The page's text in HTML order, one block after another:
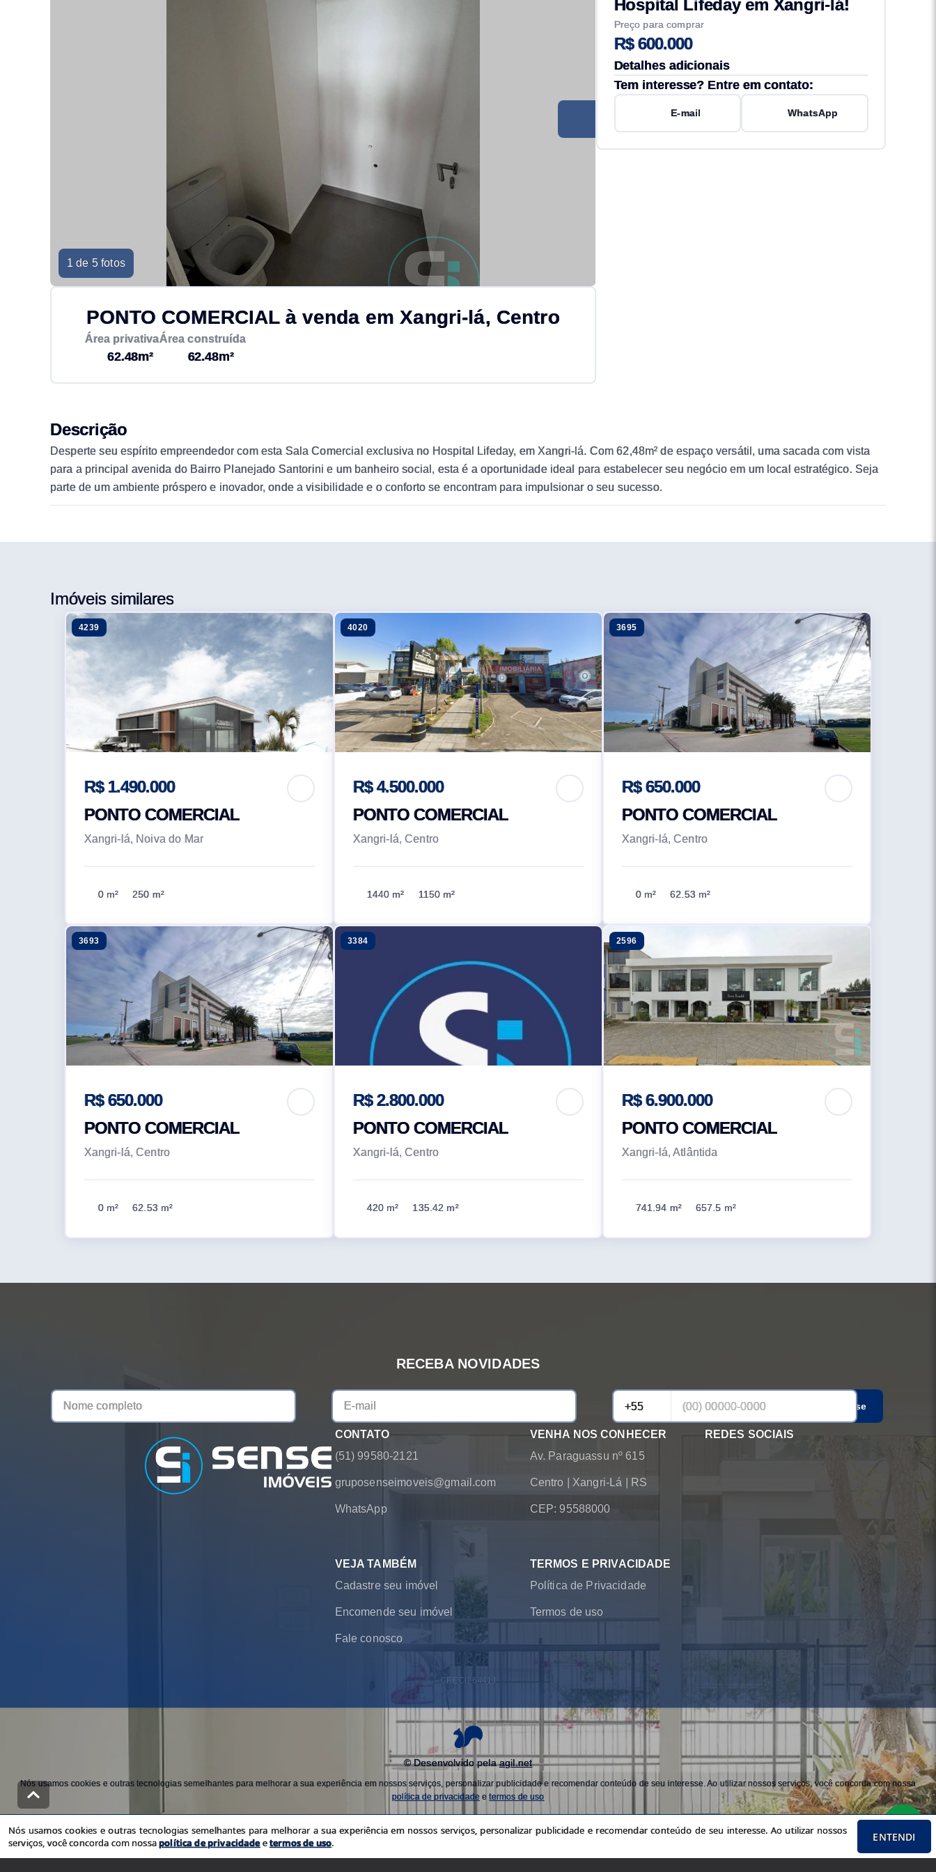
1 de 5 fotos
PONTO COMERCIAL à venda em Xangri-lá, Centro
Área privativa
62.48m²
Área construída
62.48m²
Hospital Lifeday em Xangri-lá!
Preço para comprar
R$ 600.000
Detalhes adicionais
Tem interesse? Entre em contato:
E-mail WhatsApp
Descrição
Desperte seu espírito empreendedor com esta Sala Comercial exclusiva no Hospital Lifeday, em Xangri-lá. Com 62,48m² de espaço versátil, uma sacada com vista
para a principal avenida do Bairro Planejado Santorini e um banheiro social, esta é a oportunidade ideal para estabelecer seu negócio em um local estratégico. Seja
parte de um ambiente próspero e inovador, onde a visibilidade e o conforto se encontram para impulsionar o seu sucesso.
Imóveis similares
4239
R$ 1.490.000
PONTO COMERCIAL
Xangri-lá, Noiva do Mar
0 m² 250 m²
4020
R$ 4.500.000
PONTO COMERCIAL
Xangri-lá, Centro
1440 m² 1150 m²
3695
R$ 650.000
PONTO COMERCIAL
Xangri-lá, Centro
0 m² 62.53 m²
3693
R$ 650.000
PONTO COMERCIAL
Xangri-lá, Centro
0 m² 62.53 m²
3384
R$ 2.800.000
PONTO COMERCIAL
Xangri-lá, Centro
420 m² 135.42 m²
2596
R$ 6.900.000
PONTO COMERCIAL
Xangri-lá, Atlântida
741.94 m² 657.5 m²
RECEBA NOVIDADES
Cadastrar-se
CONTATO
(51) 99580-2121
gruposenseimoveis@gmail.com
WhatsApp
VENHA NOS CONHECER
Av. Paraguassu nº 615
Centro Xangri-Lá RS
CEP: 95588000
REDES SOCIAIS
VEJA TAMBÉM
Cadastre seu imóvel
Encomende seu imóvel
Fale conosco
TERMOS E PRIVACIDADE
Política de Privacidade
Termos de uso
CRECI 26441J
© Desenvolvido pelaagil.net
Nós usamos cookies e outras tecnologias semelhantes para melhorar a sua experiência em nossos serviços, personalizar publicidade e recomendar conteúdo de seu interesse. Ao utilizar nossos serviços, você concorda com nossa
política de privacidade etermos de uso
Nós usamos cookies e outras tecnologias semelhantes para melhorar a sua experiência em nossos serviços, personalizar publicidade e recomendar conteúdo de seu interesse. Ao utilizar nossos
serviços, você concorda com nossapolítica de privacidadeetermos de uso. ENTENDI